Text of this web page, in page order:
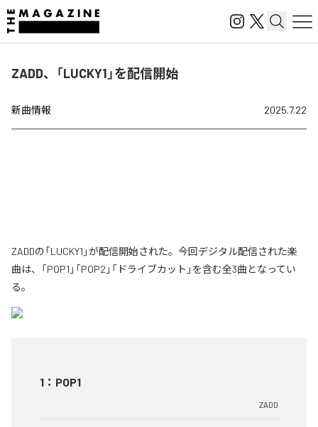
ZADD、「LUCKY1」を配信開始
新曲情報 2025.7.22
ZADDの「LUCKY1」が配信開始された。今回デジタル配信された楽
曲は、「POP1」「POP2」「ドライブカット」を含む全3曲となってい
る。
1 ： POP1
ZADD